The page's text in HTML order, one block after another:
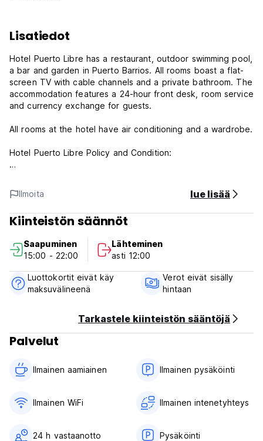
Lisatiedot
Hotel Puerto Libre has a restaurant, outdoor swimming pool,
a bar and garden in Puerto Barrios. All rooms boast a flat-
screen TV with cable channels and a private bathroom. The
accommodation features a 24-hour front desk, room service
and currency exchange for guests.
All rooms at the hotel have air conditioning and a wardrobe.
Hotel Puerto Libre Policy and Condition:
cancellation or No Show, you will be charged the first night
of your stay.
Check in from 15.00 to 22.00
Payment upon arrival by cash, credit and debit cards
Taxes not included (22% )
Breakfast is included
24 hours reception.
Pet are not allowed
Ilmoita lue lisää
Kiinteistön säännöt
Saapuminen
15:00 - 22:00
Lähteminen
asti 12:00
Luottokortit eivät käy
maksuvälineenä
Verot eivät sisälly
hintaan
Tarkastele kiinteistön sääntöjä
Palvelut
Ilmainen aamiainen‎ Ilmainen pysäköinti
Ilmainen WiFi Ilmainen intenetyhteys
24 h vastaanotto Pysäköinti